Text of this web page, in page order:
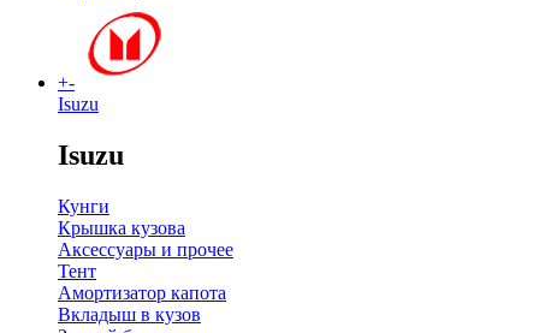
+-
Isuzu
Isuzu
Кунги
Крышка кузова
Аксессуары и прочее
Тент
Амортизатор капота
Вкладыш в кузов